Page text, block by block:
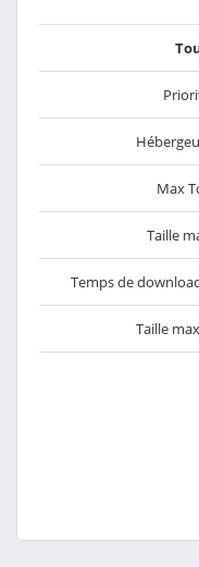
Max
Taille
Temps de
Taille